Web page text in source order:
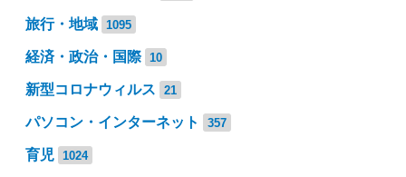
旅行・地域 1095
経済・政治・国際 10
新型コロナウィルス 21
パソコン・インターネット 357
育児 1024